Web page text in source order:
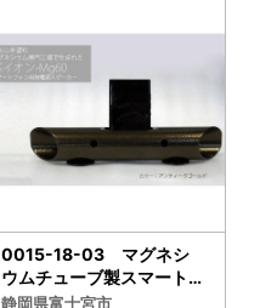
0015-18-03 マグネシ
ウムチューブ製スマートフ
ォン用無電源スピーカー
静岡県富士宮市